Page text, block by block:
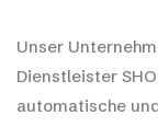
Unser
Dienstleister
automatische